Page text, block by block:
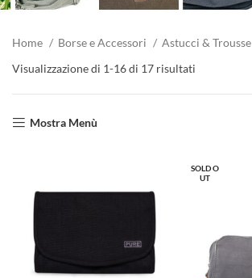
Home Borse e Accessori Astucci & Trousse
Visualizzazione di 1-16 di 17 risultati
Mostra Menù
SOLD O
UT